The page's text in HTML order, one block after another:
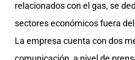
relacionados con el gas, se
sectores económicos fuera
La empresa cuenta con dos